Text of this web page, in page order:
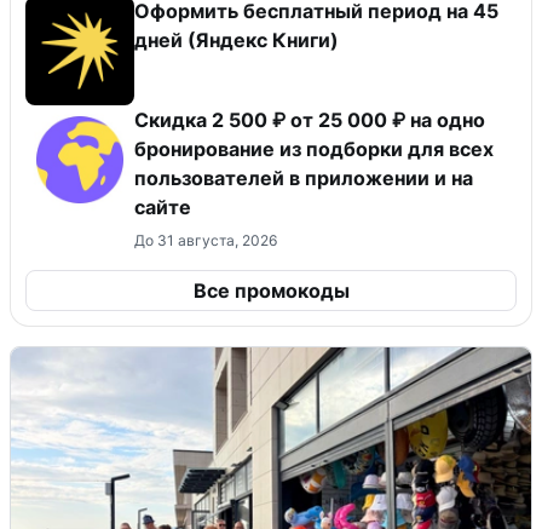
Оформить бесплатный период на 45
дней (Яндекс Книги)
Скидка 2 500 ₽ от 25 000 ₽ на одно
бронирование из подборки для всех
пользователей в приложении и на
сайте
До 31 августа, 2026
Все промокоды